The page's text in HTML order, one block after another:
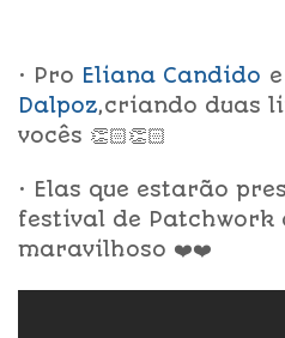
• Pro Eliana Candido
Dalpoz,criando duas
vocês 👏🏻👏🏻
• Elas que estarão
festival de Patchwork
maravilhoso ❤️❤️